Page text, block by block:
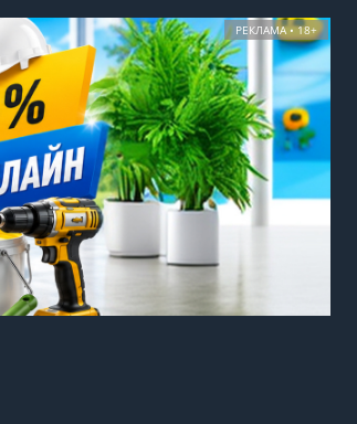
РЕКЛАМА • 18+